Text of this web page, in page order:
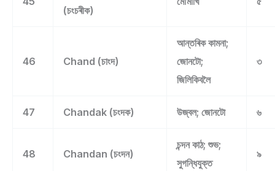
(চংচৰীক)
46 Chand (চাংদ)
আন্তৰিক কামনা;
জোনটো;
জিলিকিবলৈ
৩
47 Chandak (চংদক) উজ্বল; জোনটো ৬
48 Chandan (চংদন)
চন্দন কাঠ; শুভ;
সুগন্ধিযুক্ত
৯